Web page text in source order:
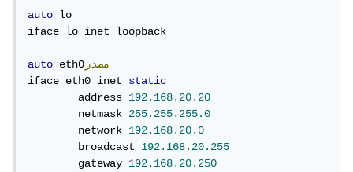
auto lo
iface lo inet loopback
auto eth0 مصدر
iface eth0 inet static
        address
192.168.20.20
        netmask
255.255.255.0
        network
192.168.20.0
        broadcast
192.168.20.255
        gateway
192.168.20.250